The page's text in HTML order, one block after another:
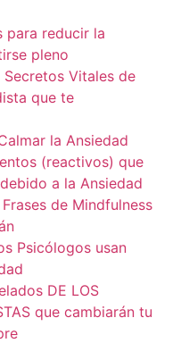
para reducir la
pleno
Secretos Vitales de
que te
la Ansiedad
(reactivos) que
a la Ansiedad
de Mindfulness
Psicólogos usan
DE LOS
que cambiarán tu